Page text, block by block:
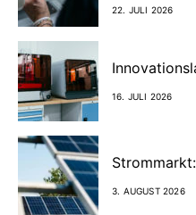
22. JULI 2026
16. JULI 2026
3. AUGUST 2026